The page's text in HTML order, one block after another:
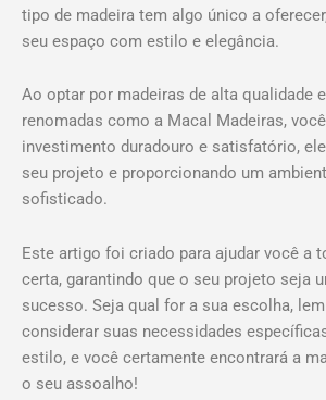
tipo de madeira tem algo único a
seu espaço com estilo e elegância.
Ao optar por madeiras de alta qualidade
renomadas como a Macal Madeiras,
investimento duradouro e satisfatório,
seu projeto e proporcionando um
sofisticado.
Este artigo foi criado para ajudar você a
certa, garantindo que o seu projeto seja
sucesso. Seja qual for a sua escolha,
considerar suas necessidades
estilo, e você certamente encontrará a
o seu assoalho!